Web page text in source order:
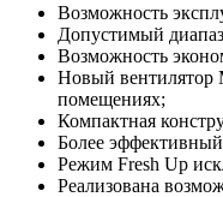
Возможность
Допустимый
Возможность
Новый вентилятор
помещениях;
Компактная
Более
Режим Fresh Up
Реализована